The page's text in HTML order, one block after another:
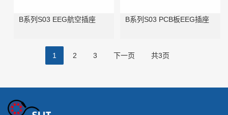
B系列S03 EEG航空插座 B系列S03 PCB板EEG插座
1 2 3 下一页 共3页